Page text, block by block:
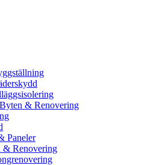
& Renovering
Paneler
& Renovering